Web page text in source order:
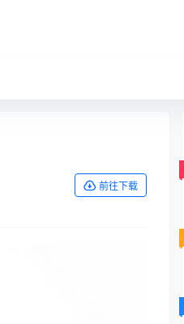
前往下载